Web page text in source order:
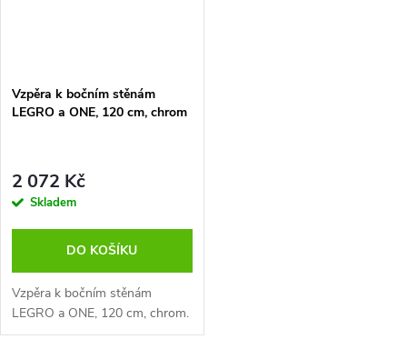
Vzpěra k bočním stěnám
LEGRO a ONE, 120 cm, chrom
2 072 Kč
Skladem
DO KOŠÍKU
Vzpěra k bočním stěnám
LEGRO a ONE, 120 cm, chrom.